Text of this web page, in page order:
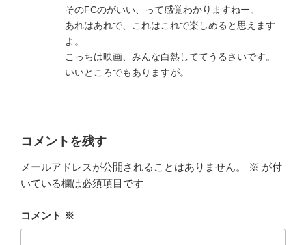
そのFCのがいい、って感覚わかりますねー。
あれはあれで、これはこれで楽しめると思えます
よ。
こっちは映画、みんな白熱しててうるさいです。
いいところでもありますが。
コメントを残す
メールアドレスが公開されることはありません。 ※ が付
いている欄は必須項目です
コメント ※